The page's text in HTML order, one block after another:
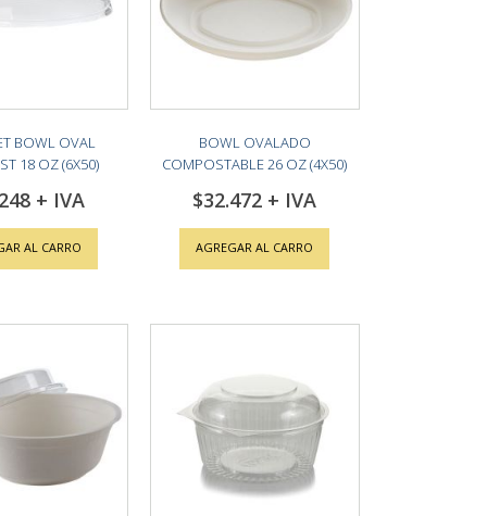
BOWL OVAL
18 OZ (6X50)
AL CARRO
BOWL OVALADO
COMPOSTABLE 26 OZ (4X50)
$32.472
AGREGAR AL CARRO